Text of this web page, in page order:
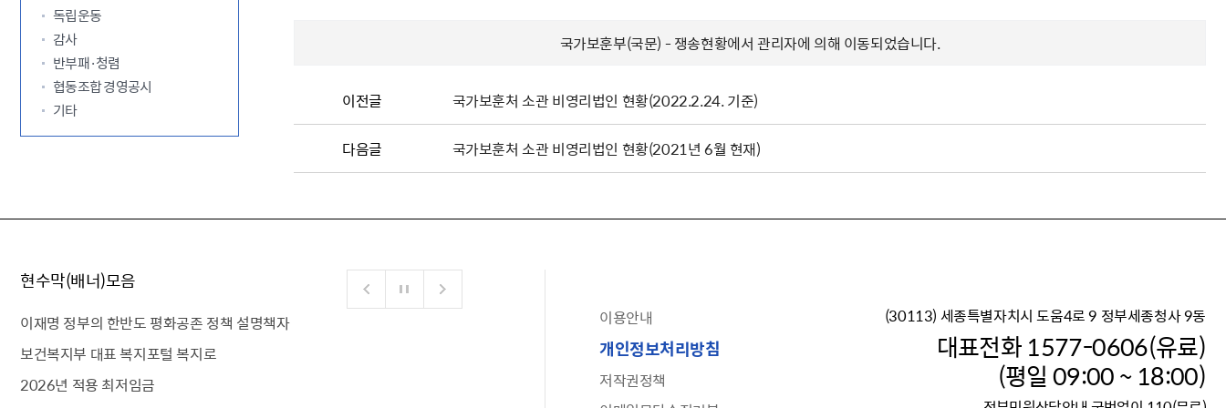
독립운동
감사
반부패·청렴
협동조합 경영공시
기타
국가보훈부(국문) - 쟁송현황에서 관리자에 의해 이동되었습니다.
이전글 국가보훈처 소관 비영리법인 현황(2022.2.24. 기준)
다음글 국가보훈처 소관 비영리법인 현황(2021년 6월 현재)
현수막(배너)모음
이재명 정부의 한반도 평화공존 정책 설명책자
보건복지부 대표 복지포털 복지로
2026년 적용 최저임금
수어로 보는 대한민국정부
6·25 비정규군 공로자 보상신청 안내
이재명 정부의 한반도 평
보건복지부 대표 복지포
2026년 적용 최저임금
이용안내
개인정보처리방침
저작권정책
(30113) 세종특별자치시 도움4로 9 정부세종청사 9동
대표전화 1577-0606(유료)
(평일 09:00 ~ 18:00)